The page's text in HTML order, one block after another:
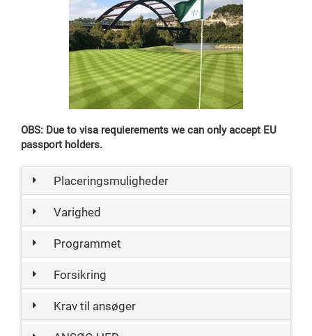
OBS: Due to visa requierements we can only accept EU
passport holders.
Placeringsmuligheder
Varighed
Programmet
Forsikring
Krav til ansøger